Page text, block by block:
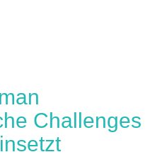
Challenges